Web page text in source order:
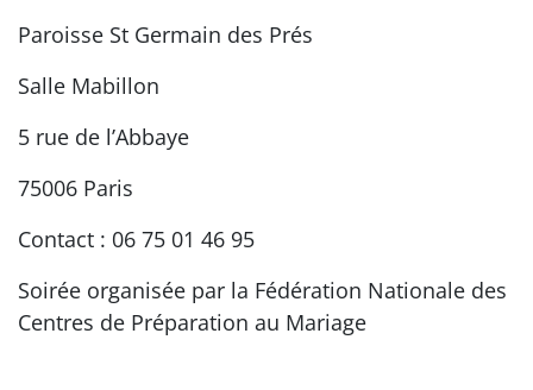
Paroisse St Germain des Prés
Salle Mabillon
5 rue de l’Abbaye
75006 Paris
Contact : 06 75 01 46 95
Soirée organisée par la Fédération Nationale des
Centres de Préparation au Mariage